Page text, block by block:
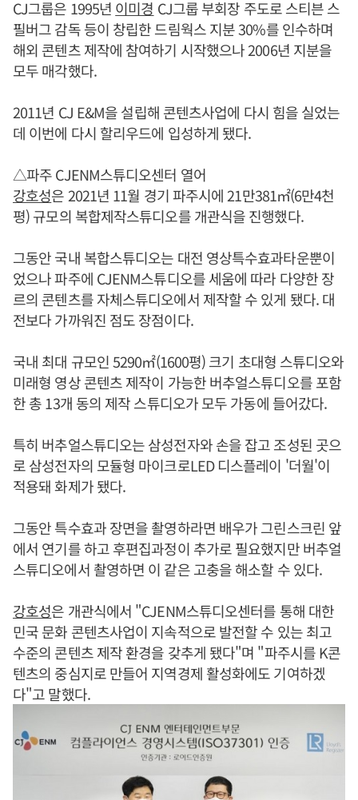
CJ그룹은 1995년 이미경 CJ그룹 부회장 주도로 스티븐 스
필버그 감독 등이 창립한 드림웍스 지분 30%를 인수하며
해외 콘텐츠 제작에 참여하기 시작했으나 2006년 지분을
모두 매각했다.
2011년 CJ E&M을 설립해 콘텐츠사업에 다시 힘을 실었는
데 이번에 다시 할리우드에 입성하게 됐다.
△파주 CJENM스튜디오센터 열어
강호성은 2021년 11월 경기 파주시에 21만381㎡(6만4천
평) 규모의 복합제작스튜디오를 개관식을 진행했다.
그동안 국내 복합스튜디오는 대전 영상특수효과타운뿐이
었으나 파주에 CJENM스튜디오를 세움에 따라 다양한 장
르의 콘텐츠를 자체스튜디오에서 제작할 수 있게 됐다. 대
전보다 가까워진 점도 장점이다.
국내 최대 규모인 5290㎡(1600평) 크기 초대형 스튜디오와
미래형 영상 콘텐츠 제작이 가능한 버추얼스튜디오를 포함
한 총 13개 동의 제작 스튜디오가 모두 가동에 들어갔다.
특히 버추얼스튜디오는 삼성전자와 손을 잡고 조성된 곳으
로 삼성전자의 모듈형 마이크로LED 디스플레이 '더월'이
적용돼 화제가 됐다.
그동안 특수효과 장면을 촬영하라면 배우가 그린스크린 앞
에서 연기를 하고 후편집과정이 추가로 필요했지만 버추얼
스튜디오에서 촬영하면 이 같은 고충을 해소할 수 있다.
강호성은 개관식에서 "CJENM스튜디오센터를 통해 대한
민국 문화 콘텐츠사업이 지속적으로 발전할 수 있는 최고
수준의 콘텐츠 제작 환경을 갖추게 됐다"며 "파주시를 K콘
텐츠의 중심지로 만들어 지역경제 활성화에도 기여하겠
다"고 말했다.